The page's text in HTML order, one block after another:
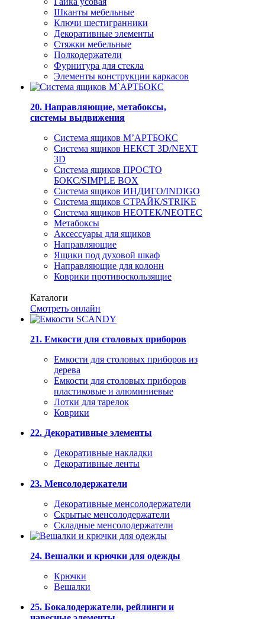
Шканты мебельные
Ключи шестигранники
Декоративные элементы
Стяжки мебельные
Полкодержатели
Фурнитура для стекла
Элементы конструкции каркасов
20. Направляющие, метабоксы,
системы выдвижения
Система ящиков М’АРТБОКС
Система ящиков НЕКСТ 3D/NEXT
3D
Система ящиков ПРОСТО
БОКС/SIMPLE BOX
Система ящиков ИНДИГО/INDIGO
Система ящиков СТРАЙК/STRIKE
Система ящиков НЕОТЕК/NEOTEC
Метабоксы
Аксессуары для ящиков
Направляющие
Ящики под духовой шкаф
Направляющие для колонн
Коврики противоскользящие
Каталоги
Смотреть онлайн
21. Емкости для столовых приборов
Емкости для столовых приборов из
дерева
Емкости для столовых приборов
пластиковые и алюминиевые
Лотки для тарелок
Коврики
22. Декоративные элементы
Декоративные накладки
Декоративные ленты
23. Менсолодержатели
Декоративные менсолодержатели
Скрытые менсолодержатели
Складные менсолодержатели
24. Вешалки и крючки для одежды
Крючки
Вешалки
25. Бокалодержатели, рейлинги и